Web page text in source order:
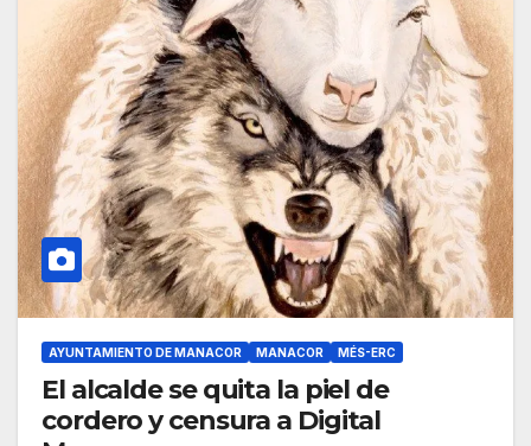
AYUNTAMIENTO DE MANACOR MANACOR MÉS-ERC
El alcalde se quita la piel de
cordero y censura a Digital